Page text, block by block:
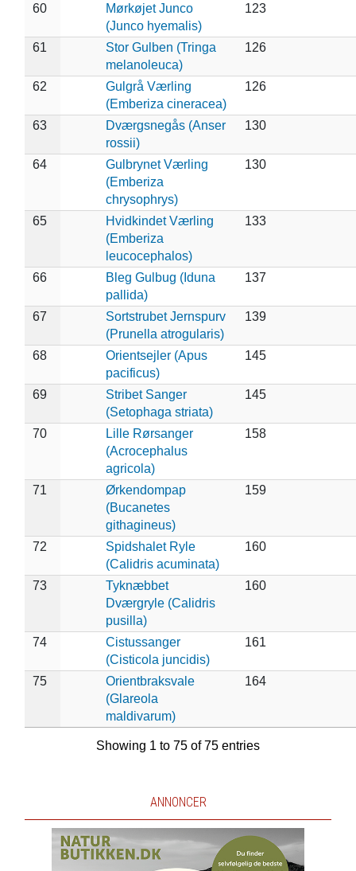
60
Mørkøjet Junco
(Junco hyemalis)
123
61
Stor Gulben (Tringa
melanoleuca)
126
62
Gulgrå Værling
(Emberiza cineracea)
126
63
Dværgsnegås (Anser
rossii)
130
64
Gulbrynet Værling
(Emberiza
chrysophrys)
130
65
Hvidkindet Værling
(Emberiza
leucocephalos)
133
66
Bleg Gulbug (Iduna
pallida)
137
67
Sortstrubet Jernspurv
(Prunella atrogularis)
139
68
Orientsejler (Apus
pacificus)
145
69
Stribet Sanger
(Setophaga striata)
145
70
Lille Rørsanger
(Acrocephalus
agricola)
158
71
Ørkendompap
(Bucanetes
githagineus)
159
72
Spidshalet Ryle
(Calidris acuminata)
160
73
Tyknæbbet
Dværgryle (Calidris
pusilla)
160
74
Cistussanger
(Cisticola juncidis)
161
75
Orientbraksvale
(Glareola
maldivarum)
164
Showing 1 to 75 of 75 entries
ANNONCER